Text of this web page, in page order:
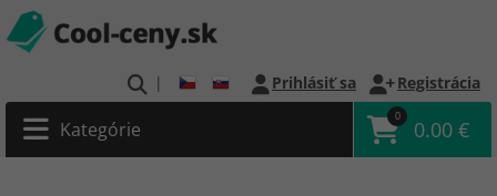
| Prihlásiť sa Registrácia
Kategórie
0
0.00 €